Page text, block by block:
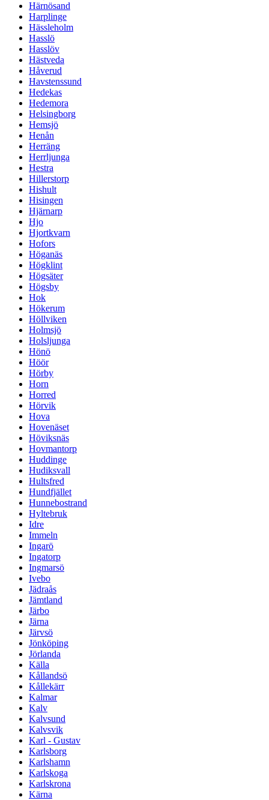
Härnösand
Harplinge
Hässleholm
Hasslö
Hasslöv
Hästveda
Håverud
Havstenssund
Hedekas
Hedemora
Helsingborg
Hemsjö
Henån
Herräng
Herrljunga
Hestra
Hillerstorp
Hishult
Hisingen
Hjärnarp
Hjo
Hjortkvarn
Hofors
Höganäs
Högklint
Högsäter
Högsby
Hok
Hökerum
Höllviken
Holmsjö
Holsljunga
Hönö
Höör
Hörby
Horn
Horred
Hörvik
Hova
Hovenäset
Höviksnäs
Hovmantorp
Huddinge
Hudiksvall
Hultsfred
Hundfjället
Hunnebostrand
Hyltebruk
Idre
Immeln
Ingarö
Ingatorp
Ingmarsö
Ivebo
Jädraås
Jämtland
Järbo
Järna
Järvsö
Jönköping
Jörlanda
Källa
Kållandsö
Kållekärr
Kalmar
Kalv
Kalvsund
Kalvsvik
Karl - Gustav
Karlsborg
Karlshamn
Karlskoga
Karlskrona
Kärna